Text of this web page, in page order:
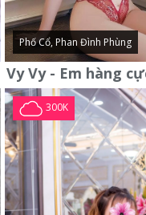
Phố Cổ, Phan Đình Phùng
300K